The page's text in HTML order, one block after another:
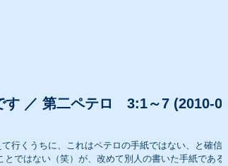
す ／ 第二ペテロ 3:1～7 (2010-08-
行くうちに、これはペテロの手紙ではない、と確信し